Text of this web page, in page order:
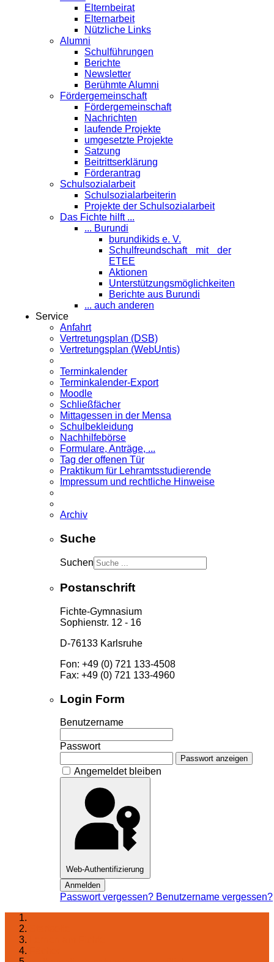
Elternbeirat
Elternarbeit
Nützliche Links
Alumni
Schulführungen
Berichte
Newsletter
Berühmte Alumni
Förder­gemeinschaft
Fördergemeinschaft
Nachrichten
laufende Projekte
umgesetzte Projekte
Satzung
Beitrittserklärung
Förderantrag
Schul­sozialarbeit
Schulsozialarbeiterin
Projekte der Schulsozialarbeit
Das Fichte hilft ...
... Burundi
burundikids e. V.
Schulfreundschaft mit der
ETEE
Aktionen
Unterstützungsmöglichkeiten
Berichte aus Burundi
... auch anderen
Service
Anfahrt
Vertretungsplan (DSB)
Vertretungsplan (WebUntis)
Terminkalender
Terminkalender-Export
Moodle
Schließfächer
Mittagessen in der Mensa
Schulbekleidung
Nachhilfebörse
Formulare, Anträge, ...
Tag der offenen Tür
Praktikum für Lehramts­studierende
Impressum und rechtliche Hinweise
Archiv
Suche
Suchen
Postanschrift
Fichte-Gymnasium
Sophienstr. 12 - 16
D-76133 Karlsruhe
Fon: +49 (0) 721 133-4508
Fax: +49 (0) 721 133-4960
Login Form
Benutzername
Passwort
Passwort anzeigen
Angemeldet bleiben
Web-Authentifizierung
Anmelden
Passwort vergessen? Benutzername vergessen?